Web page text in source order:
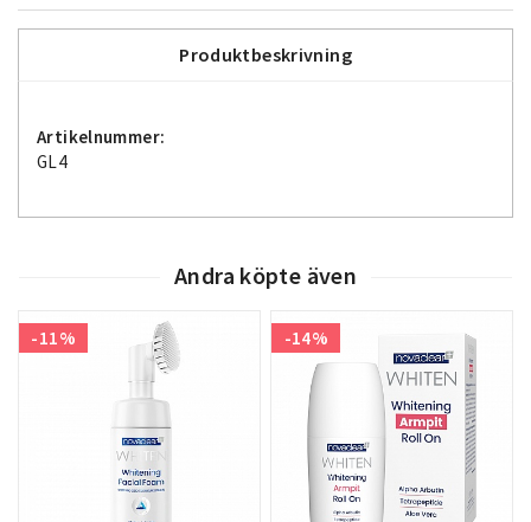
Produktbeskrivning
Artikelnummer:
GL4
Andra köpte även
-11% -14%